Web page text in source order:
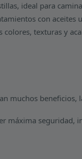
ideal para
con aceites
colores, texturas y
muchos
máxima seguridad,